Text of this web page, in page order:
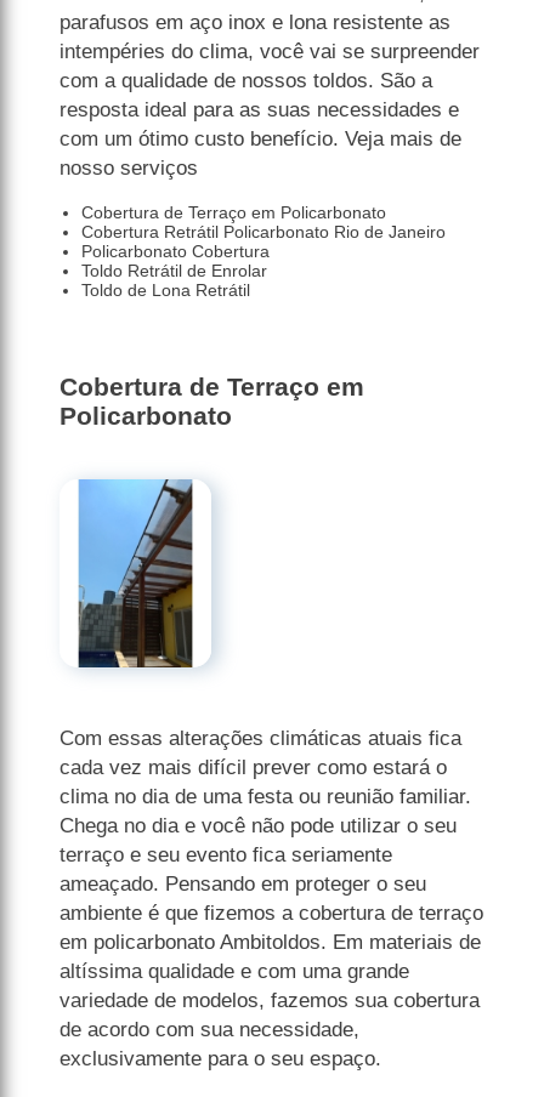
parafusos em aço inox e lona resistente as
intempéries do clima, você vai se surpreender
com a qualidade de nossos toldos. São a
resposta ideal para as suas necessidades e
com um ótimo custo benefício. Veja mais de
nosso serviços
Cobertura de Terraço em Policarbonato
Cobertura Retrátil Policarbonato Rio de Janeiro
Policarbonato Cobertura
Toldo Retrátil de Enrolar
Toldo de Lona Retrátil
Cobertura de Terraço em
Policarbonato
Com essas alterações climáticas atuais fica
cada vez mais difícil prever como estará o
clima no dia de uma festa ou reunião familiar.
Chega no dia e você não pode utilizar o seu
terraço e seu evento fica seriamente
ameaçado. Pensando em proteger o seu
ambiente é que fizemos a cobertura de terraço
em policarbonato Ambitoldos. Em materiais de
altíssima qualidade e com uma grande
variedade de modelos, fazemos sua cobertura
de acordo com sua necessidade,
exclusivamente para o seu espaço.